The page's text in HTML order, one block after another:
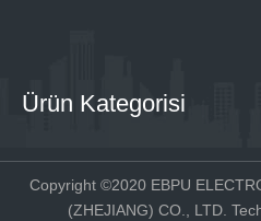
Ürün Kategorisi
Copyright ©2020 EBPU
(ZHEJIANG) CO., LTD.